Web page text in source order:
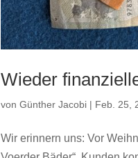
Wieder
vonGünther Jacobi | Feb. 25,
Wir erinnern uns: Vor